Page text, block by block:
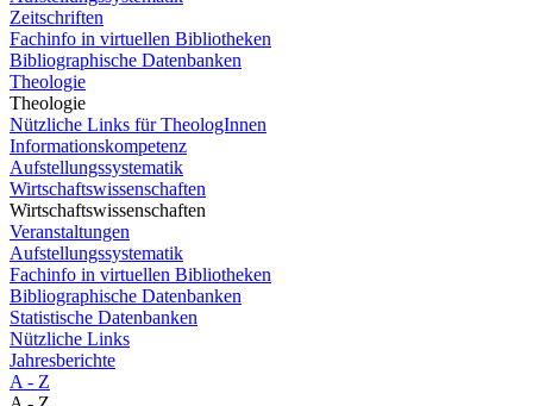
Zeitschriften
Fachinfo in virtuellen Bibliotheken
Bibliographische Datenbanken
Theologie
Theologie
Nützliche Links für TheologInnen
Informationskompetenz
Aufstellungssystematik
Wirtschaftswissenschaften
Wirtschaftswissenschaften
Veranstaltungen
Aufstellungssystematik
Fachinfo in virtuellen Bibliotheken
Bibliographische Datenbanken
Statistische Datenbanken
Nützliche Links
Jahresberichte
A - Z